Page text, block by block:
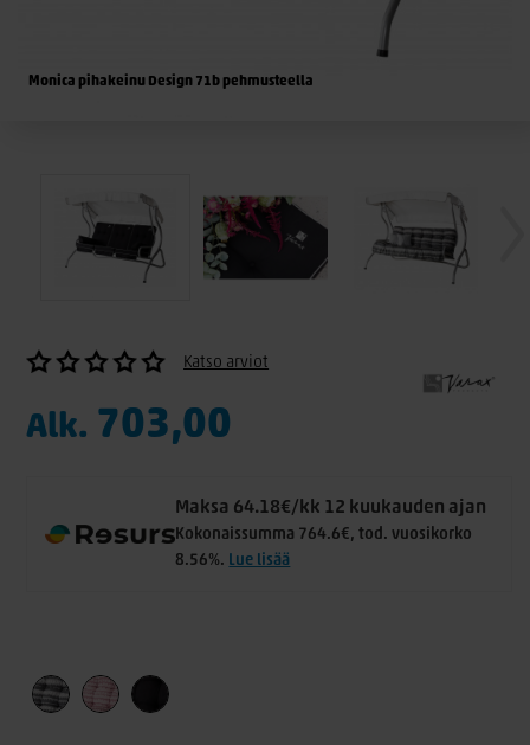
Monica pihakeinu Design 71b pehmusteella
Katso arviot
Alk. 703,00
Maksa 64.18€/kk 12 kuukauden ajan
Kokonaissumma 764.6€, tod. vuosikorko
8.56%. Lue lisää